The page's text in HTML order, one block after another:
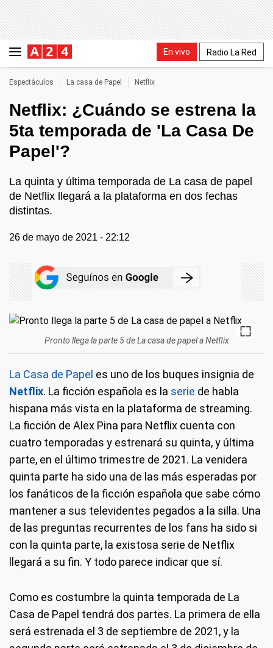
En vivo Radio La Red
Espectáculos La casa de Papel Netflix
Netflix: ¿Cuándo se estrena la
5ta temporada de 'La Casa De
Papel'?
La quinta y última temporada de La casa de papel
de Netflix llegará a la plataforma en dos fechas
distintas.
26 de mayo de 2021 - 22:12
Pronto llega la parte 5 de La casa de papel a Netflix
La Casa de Papel es uno de los buques insignia de
Netflix. La ficción española es la serie de habla
hispana más vista en la plataforma de streaming.
La ficción de Alex Pina para Netflix cuenta con
cuatro temporadas y estrenará su quinta, y última
parte, en el último trimestre de 2021. La venidera
quinta parte ha sido una de las más esperadas por
los fanáticos de la ficción española que sabe cómo
mantener a sus televidentes pegados a la silla. Una
de las preguntas recurrentes de los fans ha sido si
con la quinta parte, la existosa serie de Netflix
llegará a su fin. Y todo parece indicar que sí.
Como es costumbre la quinta temporada de La
Casa de Papel tendrá dos partes. La primera de ella
será estrenada el 3 de septiembre de 2021, y la